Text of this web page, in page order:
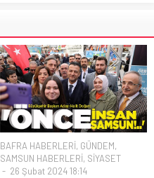
BAFRA HABERLERİ, GÜNDEM,
SAMSUN HABERLERİ, SİYASET
26 Şubat 2024 18:14